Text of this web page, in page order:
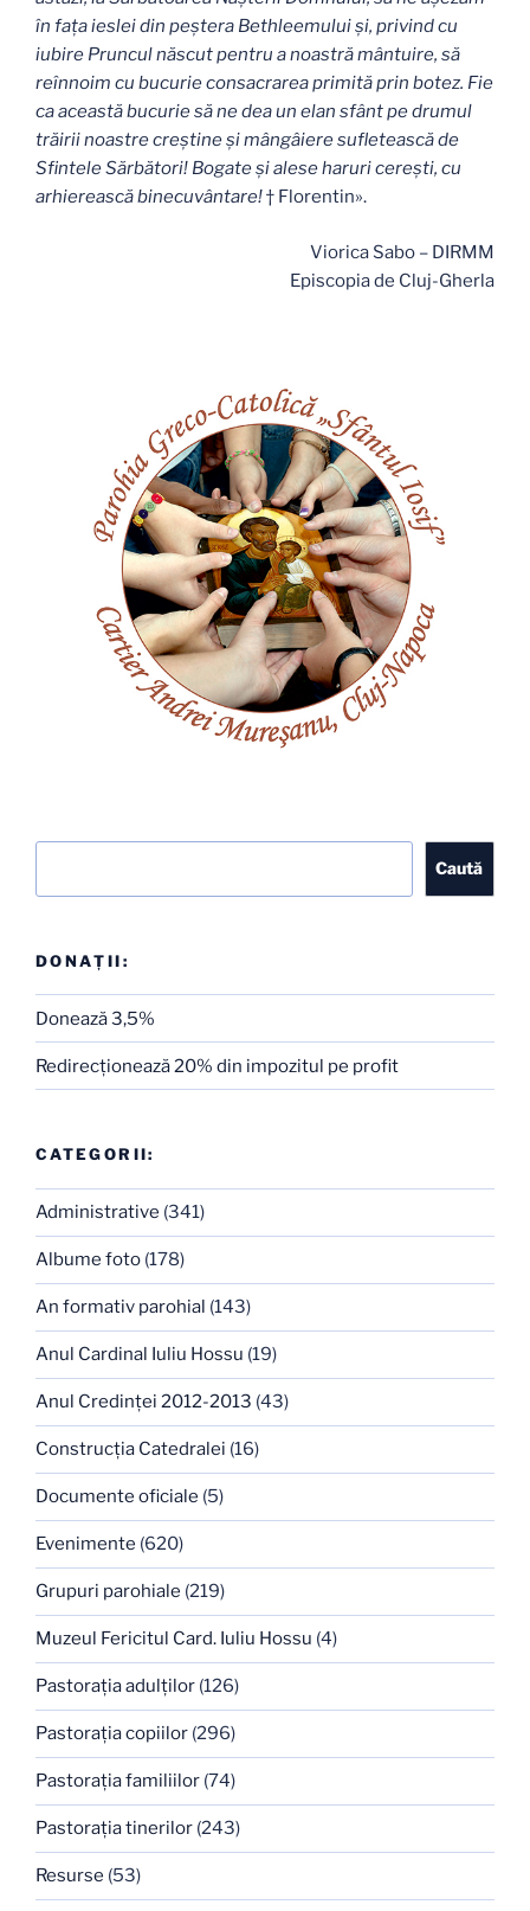
în faţa ieslei din peştera Bethleemului şi, privind cu
iubire Pruncul născut pentru a noastră mântuire, să
reînnoim cu bucurie consacrarea primită prin botez. Fie
ca această bucurie să ne dea un elan sfânt pe drumul
trăirii noastre creştine şi mângâiere sufletească de
Sfintele Sărbători! Bogate şi alese haruri cereşti, cu
arhierească binecuvântare!† Florentin».
Viorica Sabo – DIRMM
Episcopia de Cluj-Gherla
Caută
DONAȚII:
Donează 3,5%
Redirecţionează 20% din impozitul pe profit
CATEGORII:
Administrative (341)
Albume foto (178)
An formativ parohial (143)
Anul Cardinal Iuliu Hossu (19)
Anul Credinţei 2012-2013 (43)
Construcţia Catedralei (16)
Documente oficiale (5)
Evenimente (620)
Grupuri parohiale (219)
Muzeul Fericitul Card. Iuliu Hossu (4)
Pastoraţia adulţilor (126)
Pastoraţia copiilor (296)
Pastoraţia familiilor (74)
Pastoraţia tinerilor (243)
Resurse (53)